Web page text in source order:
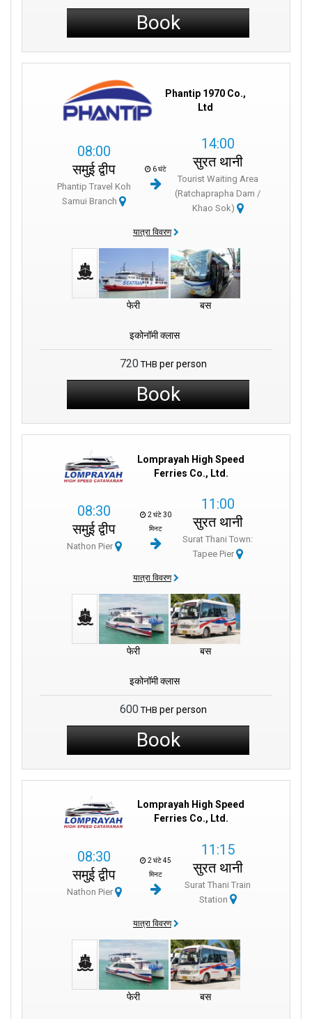
Book
Phantip 1970 Co.,
Ltd
08:00
समुई द्वीप
Phantip Travel Koh
Samui Branch
6 घंटे
14:00
सुरत थानी
Tourist Waiting Area
(Ratchaprapha Dam /
Khao Sok)
यात्रा विवरण
फेरी बस
इकोनॉमी क्लास
720 THB per person
Book
Lomprayah High Speed
Ferries Co., Ltd.
08:30
समुई द्वीप
Nathon Pier
2 घंटे 30
मिनट
11:00
सुरत थानी
Surat Thani Town:
Tapee Pier
यात्रा विवरण
फेरी बस
इकोनॉमी क्लास
600 THB per person
Book
Lomprayah High Speed
Ferries Co., Ltd.
08:30
समुई द्वीप
Nathon Pier
2 घंटे 45
मिनट
11:15
सुरत थानी
Surat Thani Train
Station
यात्रा विवरण
फेरी बस